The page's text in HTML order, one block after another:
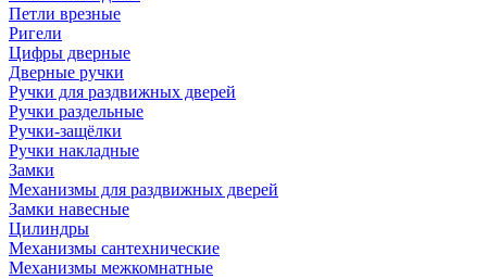
Петли врезные
Ригели
Цифры дверные
Дверные ручки
Ручки для раздвижных дверей
Ручки раздельные
Ручки-защёлки
Ручки накладные
Замки
Механизмы для раздвижных дверей
Замки навесные
Цилиндры
Механизмы сантехнические
Механизмы межкомнатные